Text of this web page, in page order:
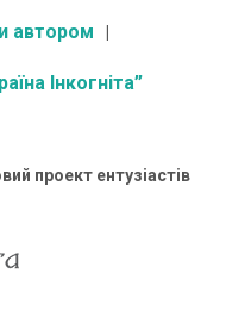
автором
Інкогніта”
проект ентузіастів